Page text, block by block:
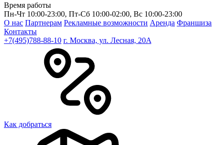
Время работы
Пн-Чт 10:00-23:00, Пт-Сб 10:00-02:00, Вс 10:00-23:00
О нас Партнерам Рекламные возможности Аренда Франшиза
Контакты
+7(495)788-88-10 г. Москва, ул. Лесная, 20A
Как добраться